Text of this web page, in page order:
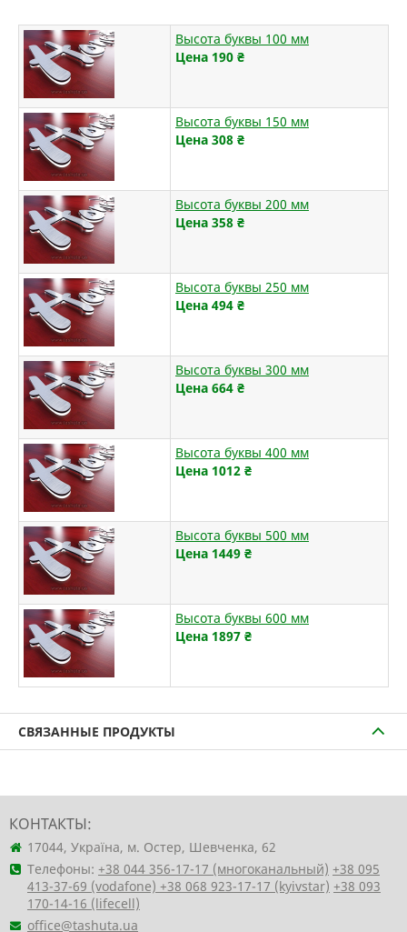
Высота буквы 100 мм
Цена 190 ₴
Высота буквы 150 мм
Цена 308 ₴
Высота буквы 200 мм
Цена 358 ₴
Высота буквы 250 мм
Цена 494 ₴
Высота буквы 300 мм
Цена 664 ₴
Высота буквы 400 мм
Цена 1012 ₴
Высота буквы 500 мм
Цена 1449 ₴
Высота буквы 600 мм
Цена 1897 ₴
СВЯЗАННЫЕ ПРОДУКТЫ
КОНТАКТЫ:
17044, Україна, м. Остер, Шевченка, 62
Телефоны: +38 044 356-17-17 (многоканальный) +38 095
413-37-69 (vodafone) +38 068 923-17-17 (kyivstar) +38 093
170-14-16 (lifecell)
office@tashuta.ua